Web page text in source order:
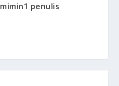
mimin1 penulis